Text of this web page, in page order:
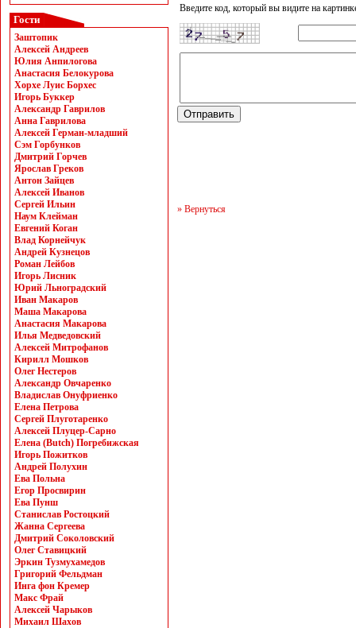
Гости
Заштопик
Алексей Андреев
Юлия Анпилогова
Анастасия Белокурова
Хорхе Луис Борхес
Игорь Буккер
Александр Гаврилов
Анна Гаврилова
Алексей Герман-младший
Сэм Горбунков
Дмитрий Горчев
Ярослав Греков
Антон Зайцев
Алексей Иванов
Сергей Ильин
Наум Клейман
Евгений Коган
Влад Корнейчук
Андрей Кузнецов
Роман Лейбов
Игорь Лисник
Юрий Льноградский
Иван Макаров
Маша Макарова
Анастасия Макарова
Илья Медведовский
Алексей Митрофанов
Кирилл Мошков
Олег Нестеров
Александр Овчаренко
Владислав Онуфриенко
Елена Петрова
Сергей Плуготаренко
Алексей Плуцер-Сарно
Елена (Butch) Погребижская
Игорь Пожитков
Андрей Полухин
Ева Польна
Егор Просвирин
Ева Пунш
Станислав Ростоцкий
Жанна Сергеева
Дмитрий Соколовский
Олег Ставицкий
Эркин Тузмухамедов
Григорий Фельдман
Инга фон Кремер
Макс Фрай
Алексей Чарыков
Михаил Шахов
Введите код, который вы видите на
» Вернуться